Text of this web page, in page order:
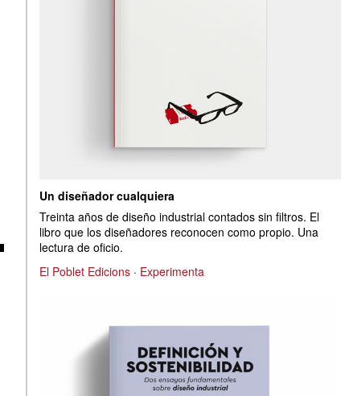
Un diseñador cualquiera
Treinta años de diseño industrial contados sin filtros. El
libro que los diseñadores reconocen como propio. Una
lectura de oficio.
El Poblet Edicions · Experimenta